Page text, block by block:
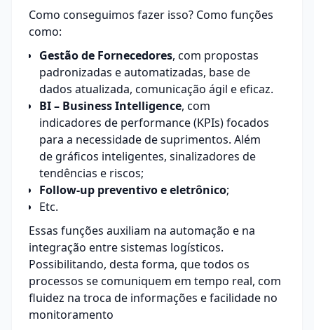
Como conseguimos fazer isso? Como funções
como:
Gestão de Fornecedores, com propostas
padronizadas e automatizadas, base de
dados atualizada, comunicação ágil e eficaz.
BI – Business Intelligence, com
indicadores de performance (KPIs) focados
para a necessidade de suprimentos. Além
de gráficos inteligentes, sinalizadores de
tendências e riscos;
Follow-up preventivo e eletrônico;
Etc.
Essas funções auxiliam na automação e na
integração entre sistemas logísticos.
Possibilitando, desta forma, que todos os
processos se comuniquem em tempo real, com
fluidez na troca de informações e facilidade no
monitoramento